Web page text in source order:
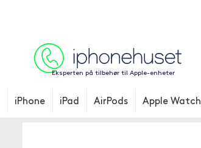
Eksperten på tilbehør til Apple-enheter
iPhone iPad AirPods Apple Watch